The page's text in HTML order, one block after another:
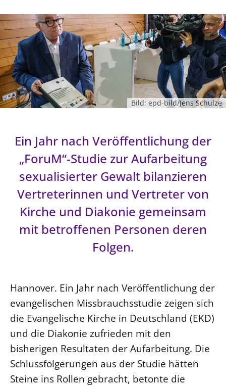
Bild: epd-bild/Jens Schulze
Ein Jahr nach Veröffentlichung der
„ForuM“-Studie zur Aufarbeitung
sexualisierter Gewalt bilanzieren
Vertreterinnen und Vertreter von
Kirche und Diakonie gemeinsam
mit betroffenen Personen deren
Folgen.
Hannover. Ein Jahr nach Veröffentlichung der
evangelischen Missbrauchsstudie zeigen sich
die Evangelische Kirche in Deutschland (EKD)
und die Diakonie zufrieden mit den
bisherigen Resultaten der Aufarbeitung. Die
Schlussfolgerungen aus der Studie hätten
Steine ins Rollen gebracht, betonte die
Kirche und Finanzen
Personalausschuss
LANDESKIRCHENAMT
Willkommen
Kollegium
Abteilungen des Landeskirchenamts
Fachstelle Sexualisierte Gewalt
Beschwerdestellen
Kirchenämter
Gleichstellung
Geschäftsstelle Landessynode
Hintergrund
MITARBEIT
Ehrenamt
Beruf
Freie Stellen
Evangelische Kirche
Lutherische Kirche
Glaubensbekenntnis
Positionen
Ökumene
Religionen
Gegen Gewalt
KLIMASCHUTZ
Nachhaltigkeit
Erneuerbare Energien
Mobilität
Naturschutz
Impressum
Datenschutz
Kontakt
Barrierefreiheit
Presse
Freie Stellen
Service für Gemeinden